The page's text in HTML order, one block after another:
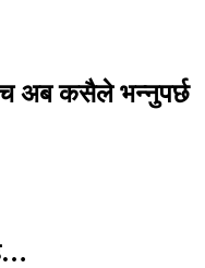
अब कसैले भन्नुपर्छ